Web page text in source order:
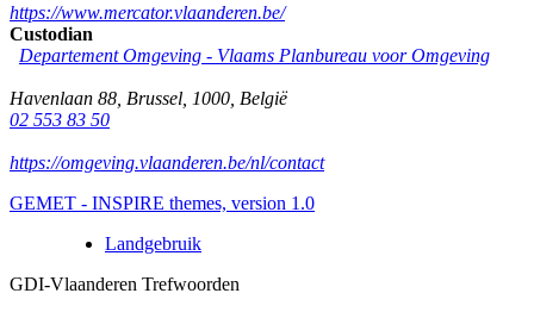
https://www.mercator.vlaanderen.be/
Custodian
Departement Omgeving - Vlaams Planbureau voor Omgeving
Havenlaan 88 Brussel 1000 België
02 553 83 50
https://omgeving.vlaanderen.be/nl/contact
GEMET - INSPIRE themes, version 1.0
Landgebruik
GDI-Vlaanderen Trefwoorden